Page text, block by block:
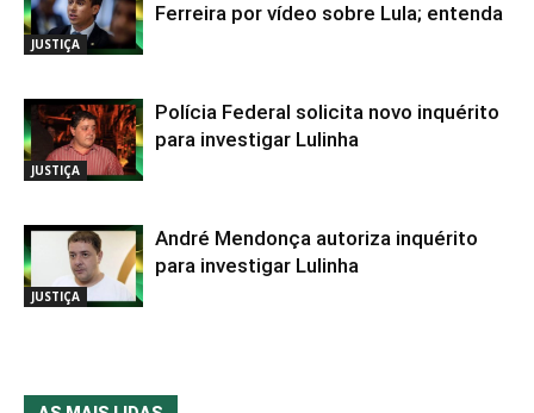
JUSTIÇA
Ferreira por vídeo sobre Lula; entenda
JUSTIÇA
Polícia Federal solicita novo inquérito
para investigar Lulinha
JUSTIÇA
André Mendonça autoriza inquérito
para investigar Lulinha